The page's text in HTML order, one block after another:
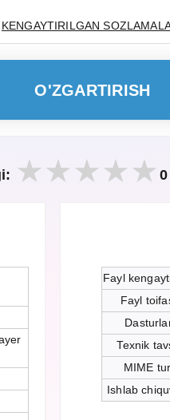
KENGAYTIRILGAN
O'ZGARTIRISH
0
Fayl
Fayl
Texnik
MIME
Ishlab